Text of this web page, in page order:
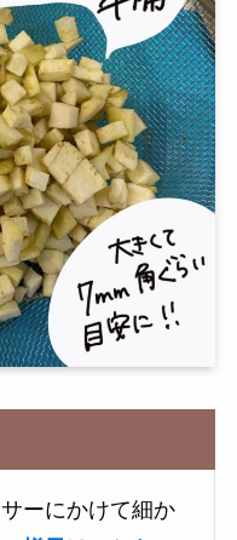
ーにかけて細か